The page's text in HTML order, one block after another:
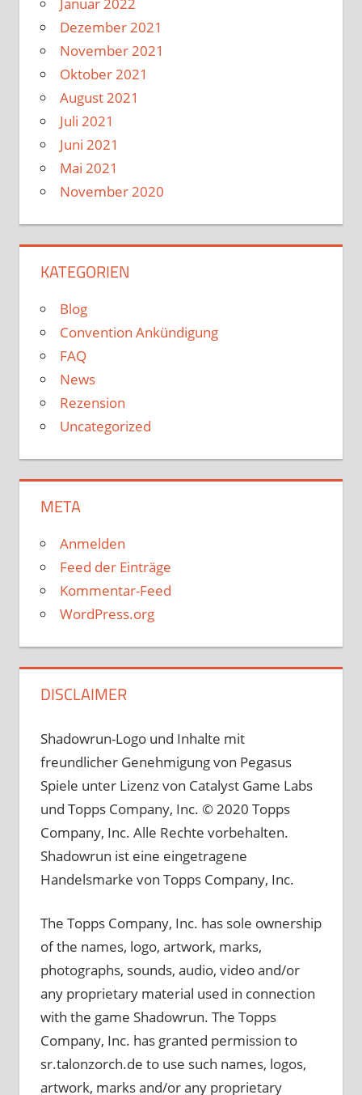
Januar 2022
Dezember 2021
November 2021
Oktober 2021
August 2021
Juli 2021
Juni 2021
Mai 2021
November 2020
KATEGORIEN
Blog
Convention Ankündigung
FAQ
News
Rezension
Uncategorized
META
Anmelden
Feed der Einträge
Kommentar-Feed
WordPress.org
DISCLAIMER
Shadowrun-Logo und Inhalte mit
freundlicher Genehmigung von Pegasus
Spiele unter Lizenz von Catalyst Game Labs
und Topps Company, Inc. © 2020 Topps
Company, Inc. Alle Rechte vorbehalten.
Shadowrun ist eine eingetragene
Handelsmarke von Topps Company, Inc.
The Topps Company, Inc. has sole ownership
of the names, logo, artwork, marks,
photographs, sounds, audio, video and/or
any proprietary material used in connection
with the game Shadowrun. The Topps
Company, Inc. has granted permission to
sr.talonzorch.de to use such names, logos,
artwork, marks and/or any proprietary